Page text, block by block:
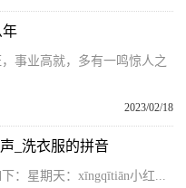
年
业高就，多有一鸣惊人之
2023/02/18
_洗衣服的拼音
：星期天：xīngqītiān小红...